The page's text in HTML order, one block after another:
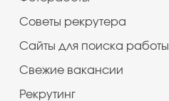
Советы рекрутера
Сайты для поиска работы
Cвежие вакансии
Рекрутинг